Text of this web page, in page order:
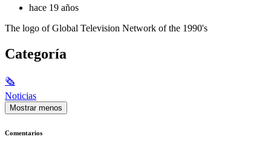
hace 19 años
The logo of Global Television Network of the 1990's
Categoría
🗞
Noticias
Mostrar menos
Comentarios